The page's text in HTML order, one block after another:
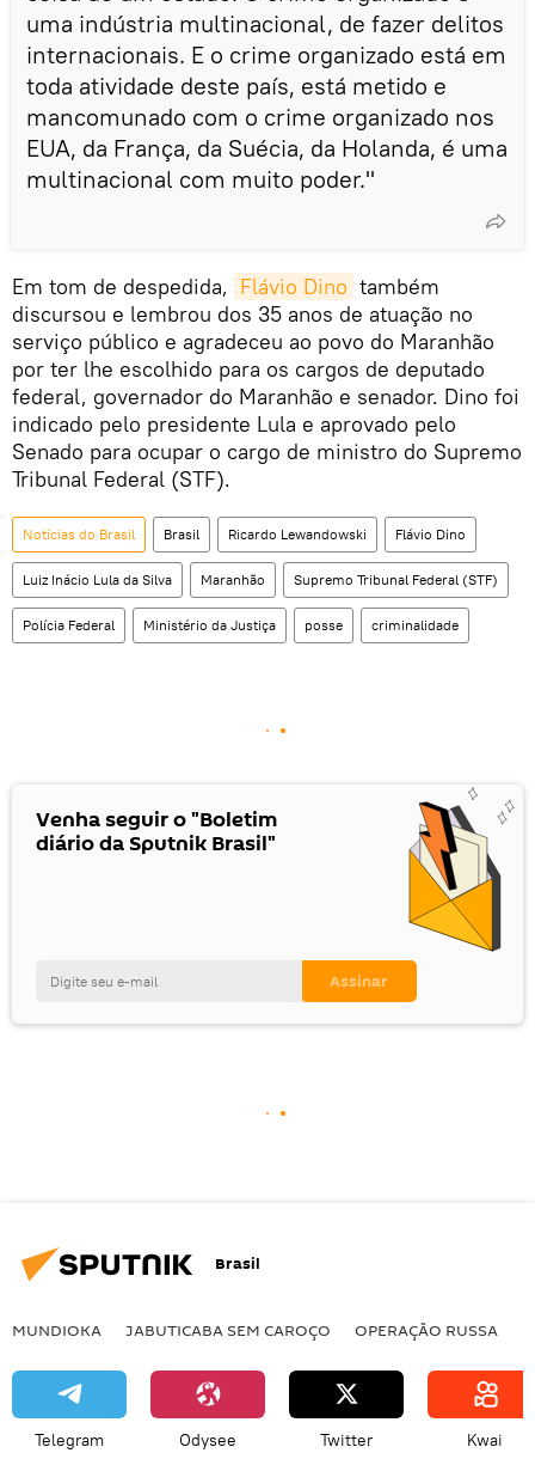
uma indústria multinacional, de fazer delitos
internacionais. E o crime organizado está em
toda atividade deste país, está metido e
mancomunado com o crime organizado nos
EUA, da França, da Suécia, da Holanda, é uma
multinacional com muito poder."
Em tom de despedida, Flávio Dino também
discursou e lembrou dos 35 anos de atuação no
serviço público e agradeceu ao povo do Maranhão
por ter lhe escolhido para os cargos de deputado
federal, governador do Maranhão e senador. Dino foi
indicado pelo presidente Lula e aprovado pelo
Senado para ocupar o cargo de ministro do Supremo
Tribunal Federal (STF).
Notícias do Brasil Brasil Ricardo Lewandowski Flávio Dino
Luiz Inácio Lula da Silva Maranhão Supremo Tribunal Federal (STF)
Polícia Federal Ministério da Justiça posse criminalidade
Venha seguir o "Boletim
diário da Sputnik Brasil"
Brasil
MUNDIOKA JABUTICABA SEM CAROÇO OPERAÇÃO RUSSA
Telegram Odysee Twitter Kwai